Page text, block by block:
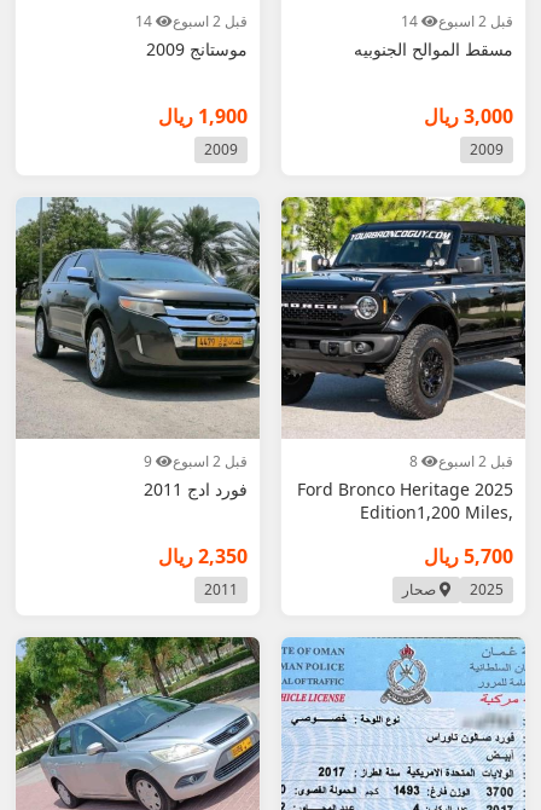
قبل 2 اسبوع
مسقط الموالح الجنوبيه
3,000 ريال
2009
قبل 2 اسبوع
موستانج 2009
1,900 ريال
2009
قبل 2 اسبوع
2025 Ford Bronco Heritage
Edition1,200 Miles,
5,700 ريال
2025 صحار
قبل 2 اسبوع
فورد ادج 2011
2,350 ريال
2011